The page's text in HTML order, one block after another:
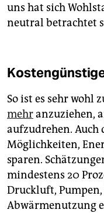
uns hat sich
neutral betrachtet
So ist es sehr wohl
mehranzuziehen,
aufzudrehen.
Möglichkeiten,
sparen.
mindestens 20
Druckluft,
Abwärmenutzung